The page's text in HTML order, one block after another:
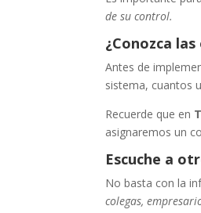
de su control.
¿Conozca
Antes de
sistema, cuantos
Recuerde que en
asignaremos un
Escuche a
No basta con la
colegas,